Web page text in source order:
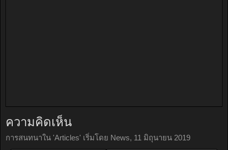
ความคิดเห็น
การสนทนาใน 'Articles' เริ่มโดย News, 11 มิถุนายน 2019